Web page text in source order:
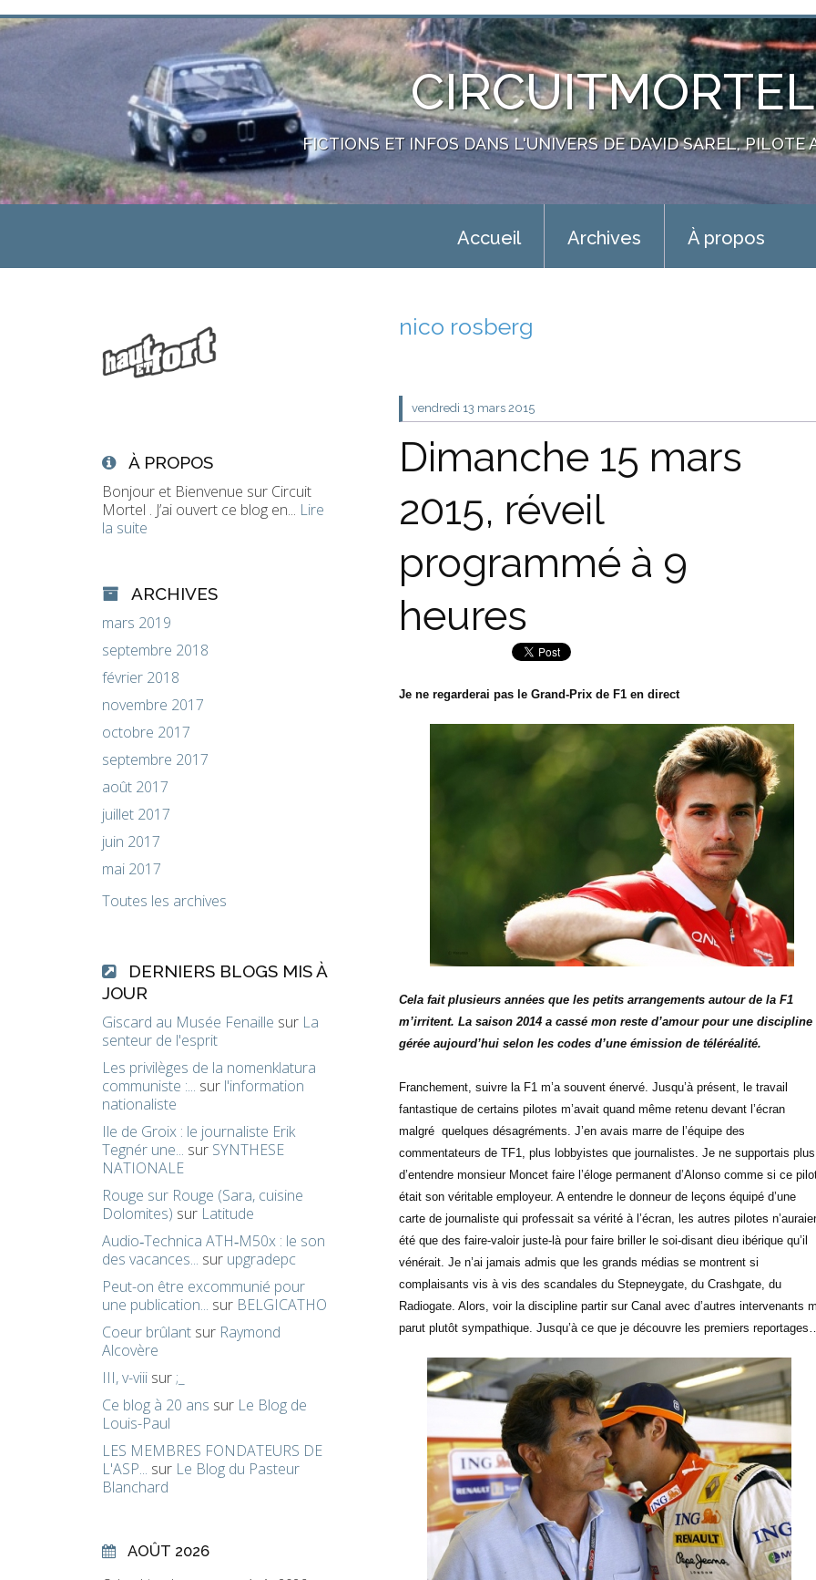
CIRCUITMORTEL
FICTIONS ET INFOS DANS L'UNIVERS DE DAVID SAREL, PILOTE
Accueil Archives À propos
À PROPOS
Bonjour et Bienvenue sur Circuit
Mortel . J’ai ouvert ce blog en... Lire
la suite
ARCHIVES
mars 2019
septembre 2018
février 2018
novembre 2017
octobre 2017
septembre 2017
août 2017
juillet 2017
juin 2017
mai 2017
Toutes les archives
DERNIERS BLOGS MIS À
JOUR
Giscard au Musée Fenaille sur La
senteur de l'esprit
Les privilèges de la nomenklatura
communiste :... sur l'information
nationaliste
Ile de Groix : le journaliste Erik
Tegnér une... sur SYNTHESE
NATIONALE
Rouge sur Rouge (Sara, cuisine
Dolomites) sur Latitude
Audio‑Technica ATH‑M50x : le son
des vacances... sur upgradepc
Peut-on être excommunié pour
une publication... sur BELGICATHO
Coeur brûlant sur Raymond
Alcovère
III, v-viii sur ;_
Ce blog à 20 ans sur Le Blog de
Louis-Paul
LES MEMBRES FONDATEURS DE
L'ASP... sur Le Blog du Pasteur
Blanchard
AOÛT 2026
nico rosberg
vendredi 13 mars 2015
Dimanche 15 mars
2015, réveil
programmé à 9
heures
Je ne regarderai pas le Grand-Prix de F1 en direct
Cela fait plusieurs années que les petits arrangements autour de la F1
m’irritent. La saison 2014 a cassé mon reste d’amour pour une discipline
gérée aujourd’hui selon les codes d’une émission de téléréalité.
Franchement, suivre la F1 m’a souvent énervé. Jusqu’à présent, le travail
fantastique de certains pilotes m’avait quand même retenu devant l’écran
malgré quelques désagréments. J’en avais marre de l’équipe des
commentateurs de TF1, plus lobbyistes que journalistes. Je ne supportais plus
d’entendre monsieur Moncet faire l’éloge permanent d’Alonso comme si ce
était son véritable employeur. A entendre le donneur de leçons équipé d’une
carte de journaliste qui professait sa vérité à l’écran, les autres pilotes
été que des faire-valoir juste-là pour faire briller le soi-disant dieu ibérique qu’il
vénérait. Je n’ai jamais admis que les grands médias se montrent si
complaisants vis à vis des scandales du Stepneygate, du Crashgate, du
Radiogate. Alors, voir la discipline partir sur Canal avec d’autres intervenants
parut plutôt sympathique. Jusqu’à ce que je découvre les premiers